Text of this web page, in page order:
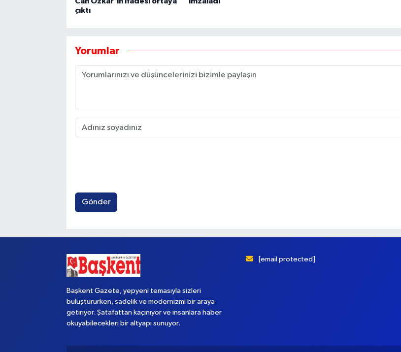
çıktı
Yorumlar
Gönder
Başkent Gazete, yepyeni temasıyla sizleri
buluştururken, sadelik ve modernizmi bir araya
getiriyor. Şatafattan kaçınıyor ve insanlara haber
okuyabilecekleri bir altyapı sunuyor.
[email protected]